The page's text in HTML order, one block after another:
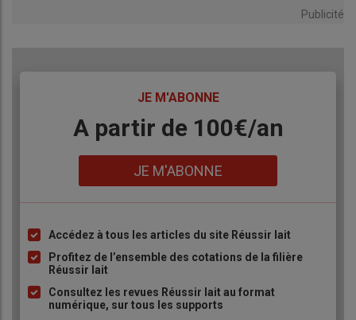
Publicité
JE M'ABONNE
BodyA partir de 100€/an
JE M'ABONNE
Liste
à
puce
Accédez à tous les articles du site Réussir lait
Profitez de l’ensemble des cotations de la filière
Réussir lait
Consultez les revues Réussir lait au format
numérique, sur tous les supports